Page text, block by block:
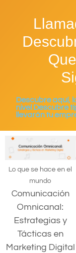
Descubre aquí,
nivel Descubre
llevarán tu
Lo que se hace en el
mundo
Comunicación
Omnicanal:
Estrategias y
Tácticas en
Marketing Digital